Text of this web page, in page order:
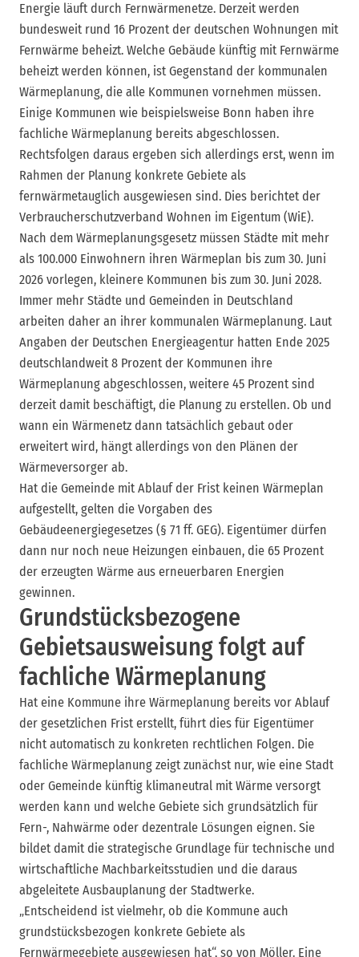
Energie läuft durch Fernwärmenetze. Derzeit werden
bundesweit rund 16 Prozent der deutschen Wohnungen mit
Fernwärme beheizt. Welche Gebäude künftig mit Fernwärme
beheizt werden können, ist Gegenstand der kommunalen
Wärmeplanung, die alle Kommunen vornehmen müssen.
Einige Kommunen wie beispielsweise Bonn haben ihre
fachliche Wärmeplanung bereits abgeschlossen.
Rechtsfolgen daraus ergeben sich allerdings erst, wenn im
Rahmen der Planung konkrete Gebiete als
fernwärmetauglich ausgewiesen sind. Dies berichtet der
Verbraucherschutzverband Wohnen im Eigentum (WiE).
Nach dem Wärmeplanungsgesetz müssen Städte mit mehr
als 100.000 Einwohnern ihren Wärmeplan bis zum 30. Juni
2026 vorlegen, kleinere Kommunen bis zum 30. Juni 2028.
Immer mehr Städte und Gemeinden in Deutschland
arbeiten daher an ihrer kommunalen Wärmeplanung. Laut
Angaben der Deutschen Energieagentur hatten Ende 2025
deutschlandweit 8 Prozent der Kommunen ihre
Wärmeplanung abgeschlossen, weitere 45 Prozent sind
derzeit damit beschäftigt, die Planung zu erstellen. Ob und
wann ein Wärmenetz dann tatsächlich gebaut oder
erweitert wird, hängt allerdings von den Plänen der
Wärmeversorger ab.
Hat die Gemeinde mit Ablauf der Frist keinen Wärmeplan
aufgestellt, gelten die Vorgaben des
Gebäudeenergiegesetzes (§ 71 ff. GEG). Eigentümer dürfen
dann nur noch neue Heizungen einbauen, die 65 Prozent
der erzeugten Wärme aus erneuerbaren Energien
gewinnen.
Grundstücksbezogene
Gebietsausweisung folgt auf
fachliche Wärmeplanung
Hat eine Kommune ihre Wärmeplanung bereits vor Ablauf
der gesetzlichen Frist erstellt, führt dies für Eigentümer
nicht automatisch zu konkreten rechtlichen Folgen. Die
fachliche Wärmeplanung zeigt zunächst nur, wie eine Stadt
oder Gemeinde künftig klimaneutral mit Wärme versorgt
werden kann und welche Gebiete sich grundsätzlich für
Fern-, Nahwärme oder dezentrale Lösungen eignen. Sie
bildet damit die strategische Grundlage für technische und
wirtschaftliche Machbarkeitsstudien und die daraus
abgeleitete Ausbauplanung der Stadtwerke.
„Entscheidend ist vielmehr, ob die Kommune auch
grundstücksbezogen konkrete Gebiete als
Fernwärmegebiete ausgewiesen hat“, so von Möller. Eine